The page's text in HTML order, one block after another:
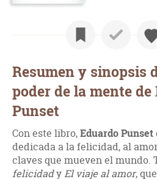
Resumen y sinopsis
poder de la mente de
Punset
Con este libro,Eduardo Punset
dedicada a la felicidad, al
claves que mueven el mundo.
felicidadyEl viaje al amor,